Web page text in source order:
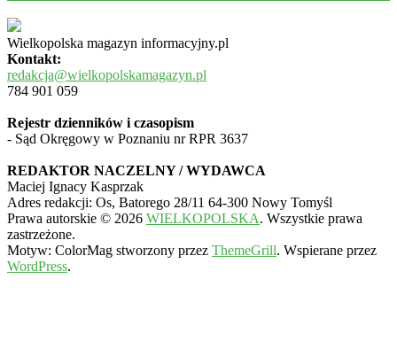
Wielkopolska magazyn informacyjny.pl
Kontakt:
redakcja@wielkopolskamagazyn.pl
784 901 059
Rejestr dzienników i czasopism
- Sąd Okręgowy w Poznaniu nr RPR 3637
REDAKTOR NACZELNY / WYDAWCA
Maciej Ignacy Kasprzak
Adres redakcji: Os, Batorego 28/11 64-300 Nowy Tomyśl
Prawa autorskie © 2026 WIELKOPOLSKA. Wszystkie prawa
zastrzeżone.
Motyw: ColorMag stworzony przez ThemeGrill. Wspierane przez
WordPress.